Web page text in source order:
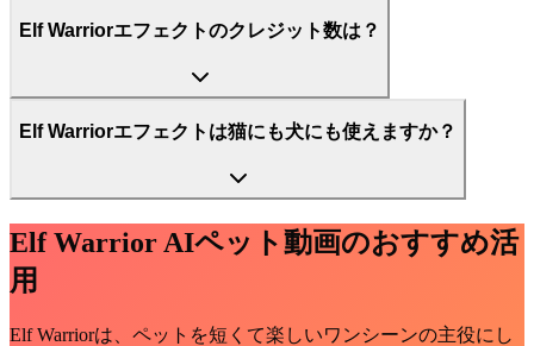
Elf Warriorエフェクトのクレジット数は？
Elf Warriorエフェクトは猫にも犬にも使えますか？
Elf Warrior AIペット動画のおすすめ活
用
Elf Warriorは、ペットを短くて楽しいワンシーンの主役にし